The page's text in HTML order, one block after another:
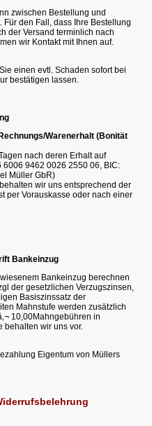
zwischen Bestellung und
den Fall, dass Ihre Bestellung
der Versand terminlich nach
wir Kontakt mit Ihnen auf.
einen evtl. Schaden sofort bei
bestätigen lassen.
Warenerhalt (Bonität
nach deren Erhalt auf
9462 0026 2550 06, BIC:
Müller GbR)
wir uns entsprechend der
per Vorauskasse oder nach einer
Bankeinzug
Bankeinzug berechnen
der gesetzlichen Verzugszinsen,
Basiszinssatz der
Mahnstufe werden zusätzlich
10,00Mahngebühren in
behalten wir uns vor.
Eigentum von Müllers